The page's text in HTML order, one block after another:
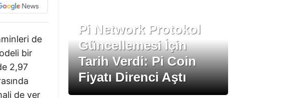
de
bir
2,97
de yer
Pi Network Protokol
Güncellemesi İçin
Tarih Verdi: Pi Coin
Fiyatı Direnci Aştı